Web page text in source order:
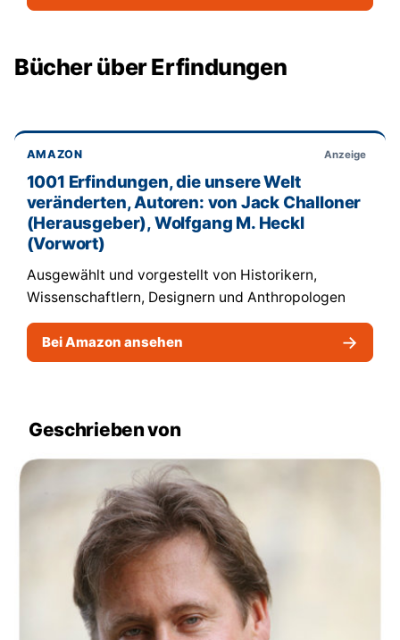
Bücher über Erfindungen
AMAZON Anzeige
1001 Erfindungen, die unsere Welt
veränderten, Autoren: von Jack Challoner
(Herausgeber), Wolfgang M. Heckl
(Vorwort)
Ausgewählt und vorgestellt von Historikern,
Wissenschaftlern, Designern und Anthropologen
Bei Amazon ansehen →
Geschrieben von